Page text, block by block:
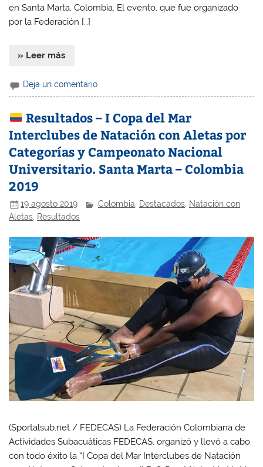
en Santa Marta, Colombia. El evento, que fue organizado
por la Federación […]
» Leer más
Deja un comentario
Resultados – I Copa del Mar
Interclubes de Natación con Aletas por
Categorías y Campeonato Nacional
Universitario. Santa Marta – Colombia
2019
19 agosto 2019 Colombia, Destacados, Natación con
Aletas Resultados
(Sportalsub.net / FEDECAS) La Federación Colombiana de
Actividades Subacuáticas FEDECAS, organizó y llevó a cabo
con todo éxito la “I Copa del Mar Interclubes de Natación